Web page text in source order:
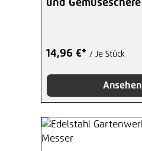
und Gemüseschere
14,96 €* / Je Stück
Ansehen